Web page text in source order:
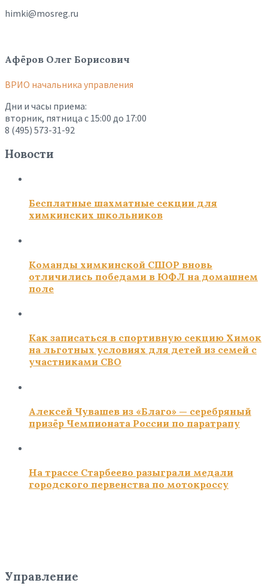
himki@mosreg.ru
Афёров Олег Борисович
ВРИО начальника управления
Дни и часы приема:
вторник, пятница с 15:00 до 17:00
8 (495) 573-31-92
Новости
Бесплатные шахматные секции для
химкинских школьников
Команды химкинской СШОР вновь
отличились победами в ЮФЛ на домашнем
поле
Как записаться в спортивную секцию Химок
на льготных условиях для детей из семей с
участниками СВО
Алексей Чувашев из «Благо» — серебряный
призёр Чемпионата России по паратрапу
На трассе Старбеево разыграли медали
городского первенства по мотокроссу
Управление